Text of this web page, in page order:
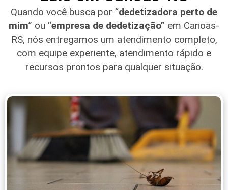
Quando você busca por “dedetizadora perto de
mim” ou “empresa de dedetização” em Canoas-
RS, nós entregamos um atendimento completo,
com equipe experiente, atendimento rápido e
recursos prontos para qualquer situação.